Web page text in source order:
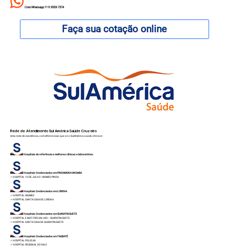
Cote Whatsapp 11 9.9553-7374
Faça sua cotação online
Rede de Atendimento Sul América Saúde Cruzeiro
Uma rede de excelência, com diferenciais que só o SulAmérica saúde oferece:
Hospitais de referência e melhores clínicas e laboratórios.
Hospitais Credenciados em PINDAMONHANGABA
✓HOSPITAL 10 DE JULHO - UNIMED PINDA
Hospitais Credenciados em LORENA
✓HOSPITAL UNIMED
✓HOSPITAL SANTA CASA DE LORENA
Hospitais Credenciados em GUARATINGUETÁ
✓HOSPITAL E MAT FREI GALVAO – GUARATINGUETÁ
✓HOSPITAL SANTA CASA DE GUARATINGUETÁ
Hospitais Credenciados em TAUBATÉ
✓HOSPITAL POLICLIN
✓HOSPITAL REGIONAL DO VALE